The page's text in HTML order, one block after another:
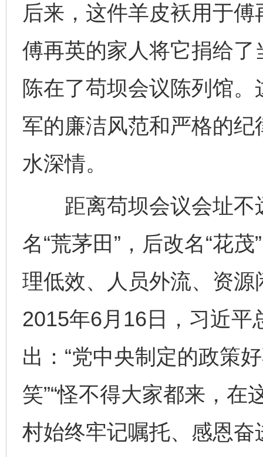
后来，这件羊皮袄用于
傅再英的家人将它捐给
陈在了苟坝会议陈列馆
军的廉洁风范和严格的
水深情。
距离苟坝会议会址不
名“荒茅田”，后改名“花
理低效、人员外流、资
2015年6月16日，习近平
出：“党中央制定的政策
笑”“怪不得大家都来，在
村始终牢记嘱托、感恩